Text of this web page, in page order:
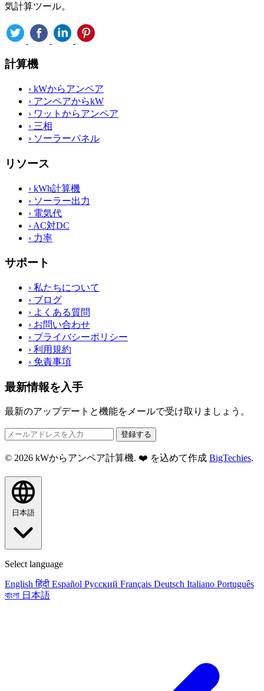
気計算ツール。
計算機
› kWからアンペア
› アンペアからkW
› ワットからアンペア
› 三相
› ソーラーパネル
リソース
› kWh計算機
› ソーラー出力
› 電気代
› AC対DC
› 力率
サポート
› 私たちについて
› ブログ
› よくある質問
› お問い合わせ
› プライバシーポリシー
› 利用規約
› 免責事項
最新情報を入手
最新のアップデートと機能をメールで受け取りましょう。
登録する
© 2026 kWからアンペア計算機. ❤️ を込めて作成 BigTechies.
日本語
Select language
English हिंदी Español Русский Français Deutsch Italiano Português
বাংলা 日本語